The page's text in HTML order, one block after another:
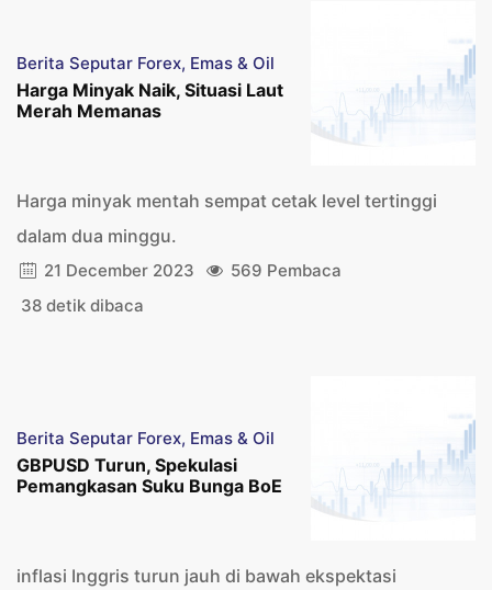
Berita Seputar Forex, Emas & Oil
Harga Minyak Naik, Situasi Laut
Merah Memanas
Harga minyak mentah sempat cetak level tertinggi
dalam dua minggu.
21 December 2023
569 Pembaca
38 detik dibaca
Berita Seputar Forex, Emas & Oil
GBPUSD Turun, Spekulasi
Pemangkasan Suku Bunga BoE
inflasi Inggris turun jauh di bawah ekspektasi